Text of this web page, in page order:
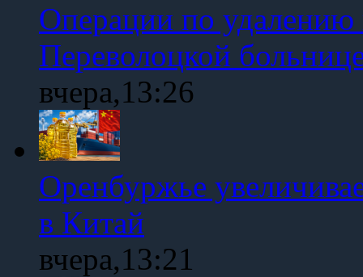
Операции по удалению
Переволоцкой
вчера,13:26
Оренбуржье
в Китай
вчера,13:21